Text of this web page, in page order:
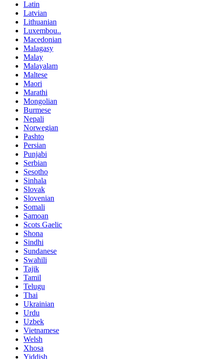
Latin
Latvian
Lithuanian
Luxembou..
Macedonian
Malagasy
Malay
Malayalam
Maltese
Maori
Marathi
Mongolian
Burmese
Nepali
Norwegian
Pashto
Persian
Punjabi
Serbian
Sesotho
Sinhala
Slovak
Slovenian
Somali
Samoan
Scots Gaelic
Shona
Sindhi
Sundanese
Swahili
Tajik
Tamil
Telugu
Thai
Ukrainian
Urdu
Uzbek
Vietnamese
Welsh
Xhosa
Yiddish